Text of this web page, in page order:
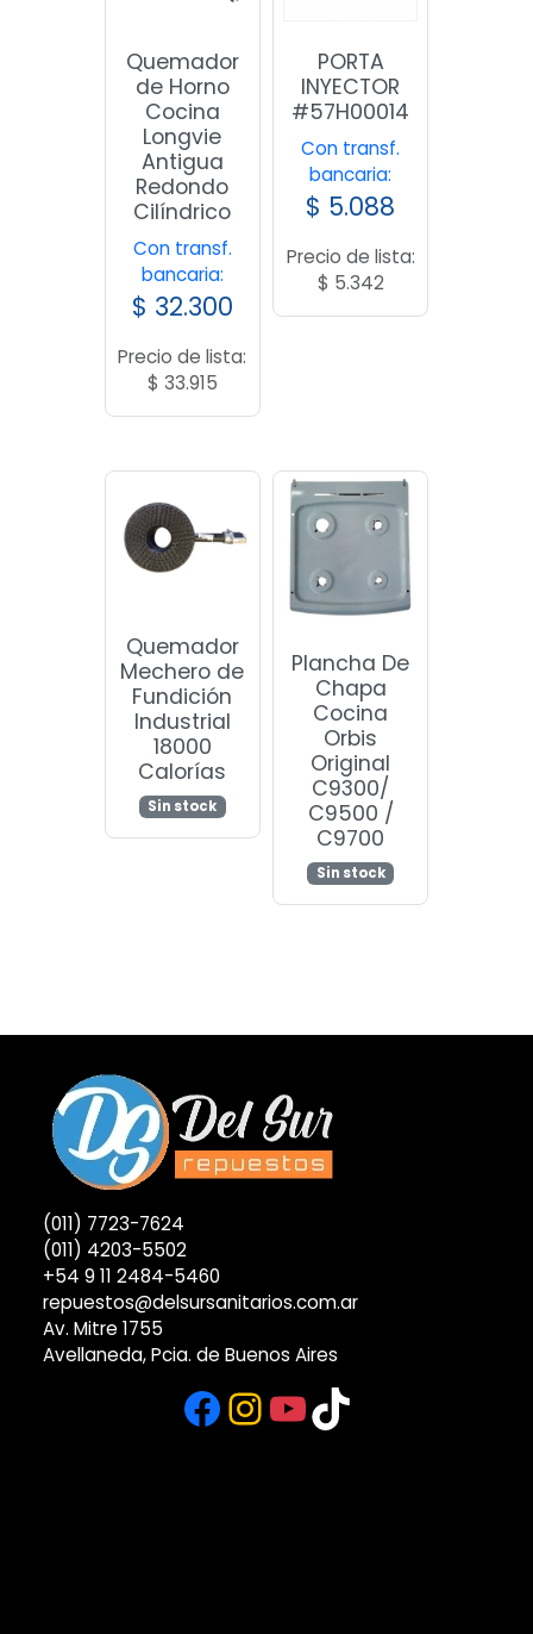
Quemador
de Horno
Cocina
Longvie
Antigua
Redondo
Cilíndrico
Con transf.
bancaria:
$ 32.300
Precio de lista:
$ 33.915
PORTA
INYECTOR
#57H00014
Con transf.
bancaria:
$ 5.088
Precio de lista:
$ 5.342
Quemador
Mechero de
Fundición
Industrial
18000
Calorías
Sin stock
Plancha De
Chapa
Cocina
Orbis
Original
C9300/
C9500 /
C9700
Sin stock
(011) 7723-7624
(011) 4203-5502
+54 9 11 2484-5460
repuestos@delsursanitarios.com.ar
Av. Mitre 1755
Avellaneda, Pcia. de Buenos Aires
Facebook
Instagram
YouTube
TikTok